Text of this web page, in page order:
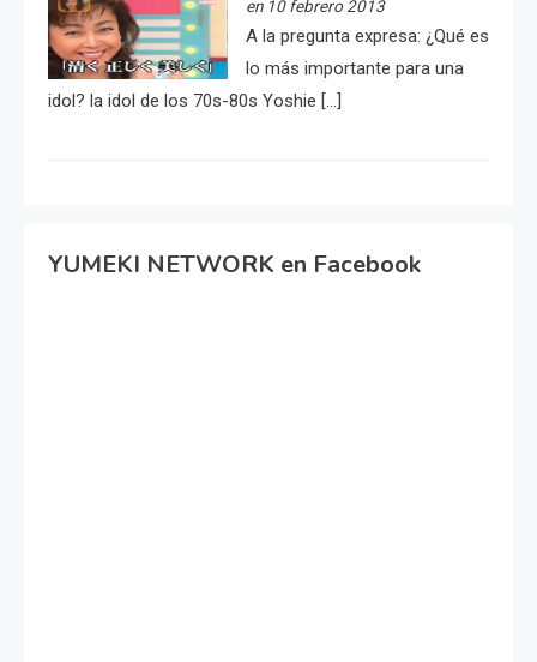
en 10 febrero 2013
A la pregunta expresa: ¿Qué es
lo más importante para una
idol? la idol de los 70s-80s Yoshie […]
YUMEKI NETWORK en Facebook